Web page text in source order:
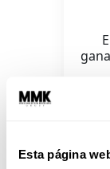
Esta página